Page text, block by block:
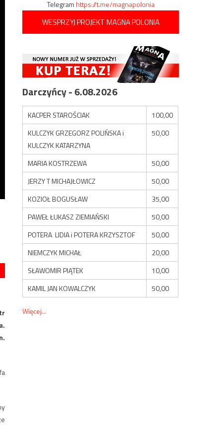
Telegramhttps://t.me/magnapolonia
WESPRZYJ PROJEKT MAGNA POLONIA
Darczyńcy - 6.08.2026
KACPER STAROŚCIAK
100,00
KULCZYK GRZEGORZ POLIŃSKA i
KULCZYK KATARZYNA
50,00
MARIA KOSTRZEWA
50,00
JERZY T MICHAJŁOWICZ
50,00
KOZIOŁ BOGUSŁAW
35,00
PAWEŁ ŁUKASZ ZIEMIAŃSKI
50,00
POTERA LIDIA i POTERA KRZYSZTOF
50,00
NIEMCZYK MICHAŁ
20,00
SŁAWOMIR PIĄTEK
10,00
KAMIL JAN KOWALCZYK
50,00
Więcej...